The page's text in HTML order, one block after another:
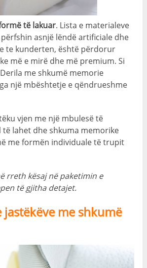
të lakuar. Lista e materialeve
asnjë lëndë artificiale dhe
te kunderten, është përdorur
më e mirë dhe më premium. Si
me shkumë memorie
një mbështetje e qëndrueshme
vjen me një mbulesë të
të lahet dhe shkuma memorike
me formën individuale të trupit
rreth kësaj në paketimin e
të gjitha detajet.
jastëkëve me shkumë